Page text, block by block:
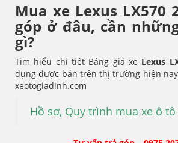
Mua xe Lexus LX570
góp ở đâu, cần
gì?
Tìm hiểu chi tiết Bảng giá xe Lexus
dụng được bán trên thị trường hiện
xeotogiadinh.com
Hồ sơ, Quy trình mua xe ô